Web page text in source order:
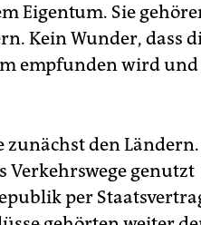
Eigentum. Sie
Kein Wunder, dass
empfunden wird
zunächst den
Verkehrswege genutzt
per